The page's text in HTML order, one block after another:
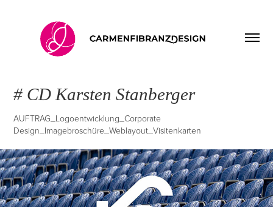
# CD Karsten Stanberger
AUFTRAG_Logoentwicklung_Corporate
Design_Imagebroschüre_Weblayout_Visitenkarten